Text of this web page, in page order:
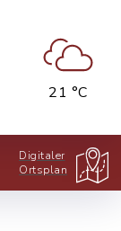
21 °C
Digitaler
Ortsplan